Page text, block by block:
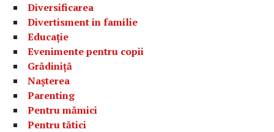
Diversificarea
Divertisment in familie
Educație
Evenimente pentru copii
Grădiniță
Nașterea
Parenting
Pentru mămici
Pentru tătici